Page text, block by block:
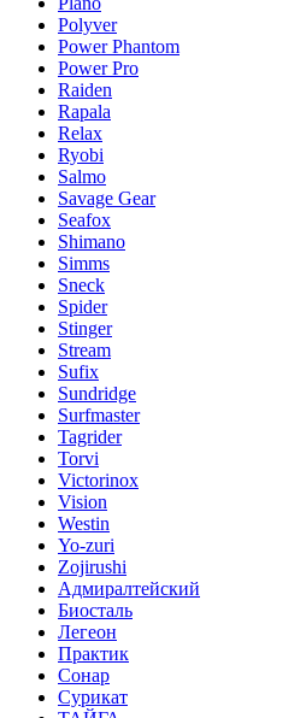
Polyver
Power Phantom
Power Pro
Raiden
Rapala
Relax
Ryobi
Salmo
Savage Gear
Seafox
Shimano
Simms
Sneck
Spider
Stinger
Stream
Sufix
Sundridge
Surfmaster
Tagrider
Torvi
Victorinox
Vision
Westin
Yo-zuri
Zojirushi
Адмиралтейский
Биосталь
Легеон
Практик
Сонар
Сурикат